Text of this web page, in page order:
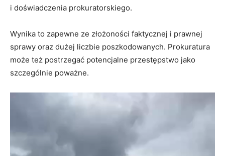
i doświadczenia prokuratorskiego.
Wynika to zapewne ze złożoności faktycznej i prawnej
sprawy oraz dużej liczbie poszkodowanych. Prokuratura
może też postrzegać potencjalne przestępstwo jako
szczególnie poważne.